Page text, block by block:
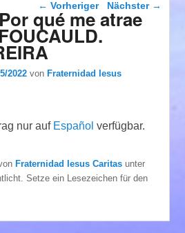
← Vorheriger Nächster →
qué me atrae
2022 vonFraternidad Iesus
nur auf Español verfügbar.
Fraternidad Iesus Caritas unter
Setze ein Lesezeichen für den